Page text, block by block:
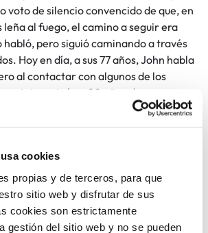
cookies
propias y de terceros, para que
sitio web y disfrutar de sus
cookies son estrictamente
gestión del sitio web y no se pueden
voto de silencio convencido de que, en
al fuego, el camino a seguir era
habló, pero siguió caminando a través
Hoy en día, a sus 77 años, John habla
al contactar con algunos de los
interactuó en 20 años de
la profunda huella que dejó tras
de la famosa familia de free-riders
veces campeón del mundo; su hermano
campeón del mundo; y su hija Mila,
y se embarca en su primera expedición.